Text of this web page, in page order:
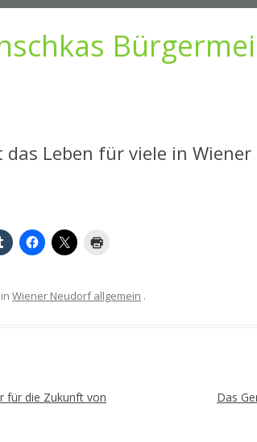
das Leben für viele in
Wiener Neudorf allgemein .
für die Zukunft von
Das